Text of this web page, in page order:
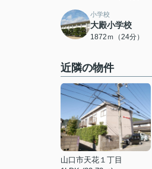
小学校
大殿小学校
1872ｍ（24分）
近隣の物件
山口市天花１丁目